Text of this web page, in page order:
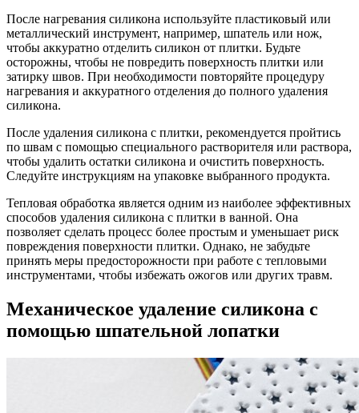
После нагревания силикона используйте пластиковый или
металлический инструмент, например, шпатель или нож,
чтобы аккуратно отделить силикон от плитки. Будьте
осторожны, чтобы не повредить поверхность плитки или
затирку швов. При необходимости повторяйте процедуру
нагревания и аккуратного отделения до полного удаления
силикона.
После удаления силикона с плитки, рекомендуется пройтись
по швам с помощью специального растворителя или раствора,
чтобы удалить остатки силикона и очистить поверхность.
Следуйте инструкциям на упаковке выбранного продукта.
Тепловая обработка является одним из наиболее эффективных
способов удаления силикона с плитки в ванной. Она
позволяет сделать процесс более простым и уменьшает риск
повреждения поверхности плитки. Однако, не забудьте
принять меры предосторожности при работе с тепловыми
инструментами, чтобы избежать ожогов или других травм.
Механическое удаление силикона с
помощью шпательной лопатки